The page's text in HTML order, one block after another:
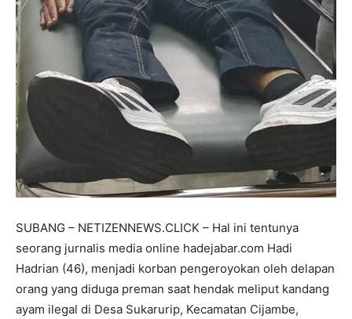
SUBANG – NETIZENNEWS.CLICK – Hal ini tentunya
seorang jurnalis media online hadejabar.com Hadi
Hadrian (46), menjadi korban pengeroyokan oleh delapan
orang yang diduga preman saat hendak meliput kandang
ayam ilegal di Desa Sukarurip, Kecamatan Cijambe,